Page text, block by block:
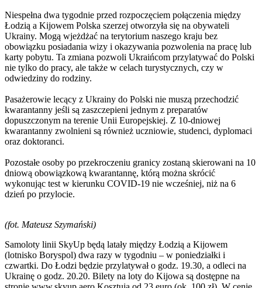
Niespełna dwa tygodnie przed rozpoczęciem połączenia między
Łodzią a Kijowem Polska szerzej otworzyła się na obywateli
Ukrainy. Mogą wjeżdżać na terytorium naszego kraju bez
obowiązku posiadania wizy i okazywania pozwolenia na pracę lub
karty pobytu. Ta zmiana pozwoli Ukraińcom przylatywać do Polski
nie tylko do pracy, ale także w celach turystycznych, czy w
odwiedziny do rodziny.
Pasażerowie lecący z Ukrainy do Polski nie muszą przechodzić
kwarantanny jeśli są zaszczepieni jednym z preparatów
dopuszczonym na terenie Unii Europejskiej. Z 10-dniowej
kwarantanny zwolnieni są również uczniowie, studenci, dyplomaci
oraz doktoranci.
Pozostałe osoby po przekroczeniu granicy zostaną skierowani na 10
dniową obowiązkową kwarantannę, którą można skrócić
wykonując test w kierunku COVID-19 nie wcześniej, niż na 6
dzień po przylocie.
(fot. Mateusz Szymański)
Samoloty linii SkyUp będą latały między Łodzią a Kijowem
(lotnisko Boryspol) dwa razy w tygodniu – w poniedziałki i
czwartki. Do Łodzi będzie przylatywał o godz. 19.30, a odleci na
Ukrainę o godz. 20.20. Bilety na loty do Kijowa są dostępne na